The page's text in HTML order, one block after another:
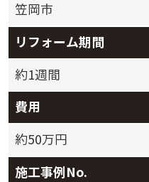
笠岡市
リフォーム期間
約1週間
費用
約50万円
施工事例No.